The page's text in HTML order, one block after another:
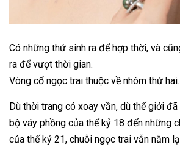
Có những thứ sinh ra để hợp thời, và
ra để vượt thời gian.
Vòng cổ ngọc trai thuộc về nhóm thứ hai.
Dù thời trang có xoay vần, dù thế giới
bộ váy phồng của thế kỷ 18 đến những
của thế kỷ 21, chuỗi ngọc trai vẫn nằm